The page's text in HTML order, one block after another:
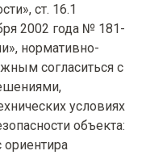
ст. 16.1
2002 года № 181-
нормативно-
согласиться с
условиях
объекта: